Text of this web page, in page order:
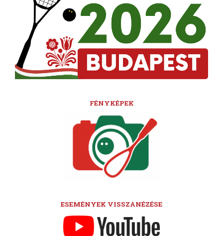
FÉNYKÉPEK
ESEMÉNYEK VISSZANÉZÉSE